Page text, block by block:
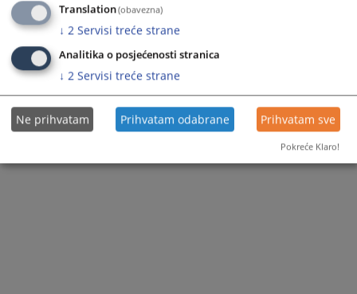
Translation(obavezna)
↓ 2 Servisi treće strane
Analitika o posjećenosti stranica
↓ 2 Servisi treće strane
Ne prihvatam Prihvatam odabrane Prihvatam sve
Pokreće Klaro!